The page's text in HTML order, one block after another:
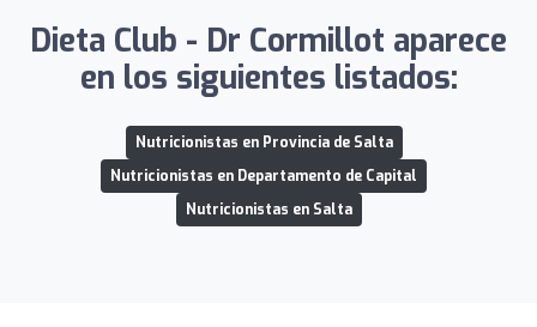
Dieta Club - Dr Cormillot aparece
en los siguientes listados:
Nutricionistas en Provincia de Salta
Nutricionistas en Departamento de Capital
Nutricionistas en Salta